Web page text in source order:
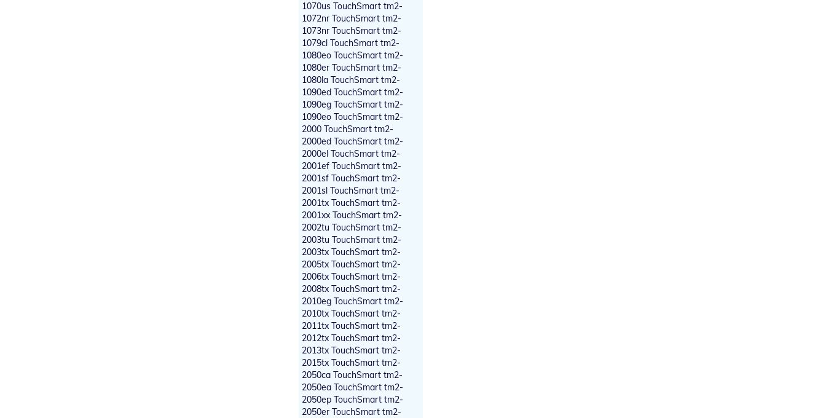
1070us TouchSmart tm2-
1072nr TouchSmart tm2-
1073nr TouchSmart tm2-
1079cl TouchSmart tm2-
1080eo TouchSmart tm2-
1080er TouchSmart tm2-
1080la TouchSmart tm2-
1090ed TouchSmart tm2-
1090eg TouchSmart tm2-
1090eo TouchSmart tm2-
2000 TouchSmart tm2-
2000ed TouchSmart tm2-
2000el TouchSmart tm2-
2001ef TouchSmart tm2-
2001sf TouchSmart tm2-
2001sl TouchSmart tm2-
2001tx TouchSmart tm2-
2001xx TouchSmart tm2-
2002tu TouchSmart tm2-
2003tu TouchSmart tm2-
2003tx TouchSmart tm2-
2005tx TouchSmart tm2-
2006tx TouchSmart tm2-
2008tx TouchSmart tm2-
2010eg TouchSmart tm2-
2010tx TouchSmart tm2-
2011tx TouchSmart tm2-
2012tx TouchSmart tm2-
2013tx TouchSmart tm2-
2015tx TouchSmart tm2-
2050ca TouchSmart tm2-
2050ea TouchSmart tm2-
2050ep TouchSmart tm2-
2050er TouchSmart tm2-